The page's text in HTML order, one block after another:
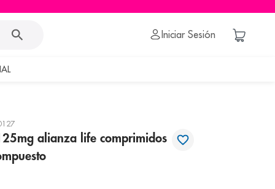
Iniciar Sesión
alianza life comprimidos